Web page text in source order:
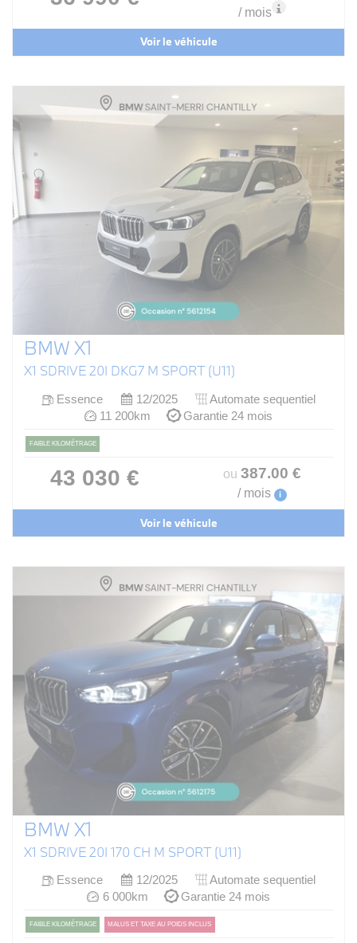
/ mois
Voir le véhicule
BMW X1
X1 SDRIVE 20I DKG7 M SPORT (U11)
Essence 12/2025
Automate sequentiel
11 200km
Garantie 24 mois
FAIBLE KILOMÉTRAGE
43 030 € ou 387.00 €
/ mois i
Voir le véhicule
BMW X1
X1 SDRIVE 20I 170 CH M SPORT (U11)
Essence 12/2025
Automate sequentiel
6 000km
Garantie 24 mois
FAIBLE KILOMÉTRAGE MALUS ET TAXE AU POIDS INCLUS